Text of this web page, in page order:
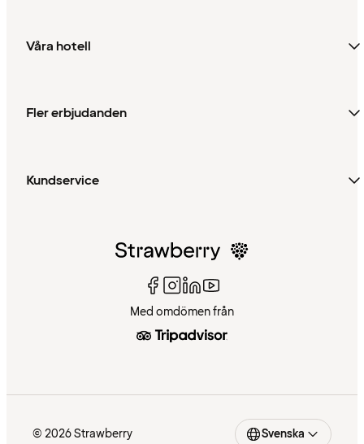
Våra hotell
Fler erbjudanden
Kundservice
Med omdömen från
© 2026 Strawberry Svenska